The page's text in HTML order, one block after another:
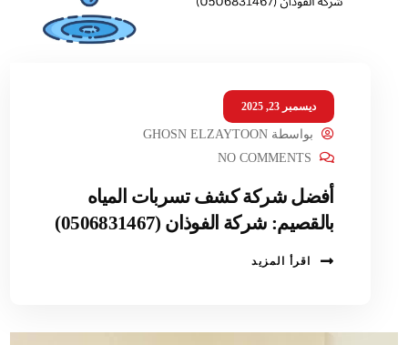
ديسمبر 23, 2025
بواسطةGHOSN ELZAYTOON
NO COMMENTS
أفضل شركة كشف تسربات المياه
بالقصيم: شركة الفوذان (0506831467)
اقرأ المزيد